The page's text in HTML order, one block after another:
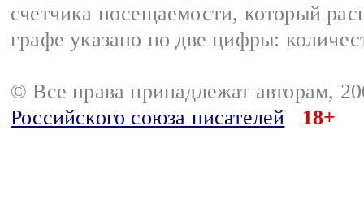
счетчика посещаемости, который
графе указано по две цифры:
© Все права принадлежат авторам,
Российского союза писателей
18+